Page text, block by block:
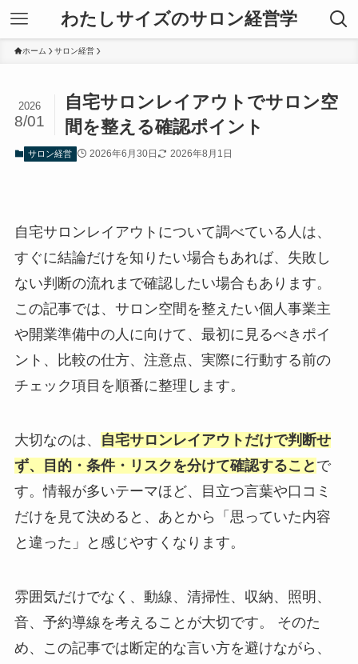
わたしサイズのサロン経営学
ホーム サロン経営
自宅サロンレイアウトでサロン空
間を整える確認ポイント
2026
8/01
サロン経営 2026年6月30日 2026年8月1日
自宅サロンレイアウトについて調べている人は、
すぐに結論だけを知りたい場合もあれば、失敗し
ない判断の流れまで確認したい場合もあります。
この記事では、サロン空間を整えたい個人事業主
や開業準備中の人に向けて、最初に見るべきポイ
ント、比較の仕方、注意点、実際に行動する前の
チェック項目を順番に整理します。
大切なのは、
自宅サロンレイアウトだけで判断せ
ず、目的・条件・リスクを分けて確認すること で
す。情報が多いテーマほど、目立つ言葉や口コミ
だけを見て決めると、あとから「思っていた内容
と違った」と感じやすくなります。
雰囲気だけでなく、動線、清掃性、収納、照明、
音、予約導線を考えることが大切です。 そのた
め、この記事では断定的な言い方を避けながら、